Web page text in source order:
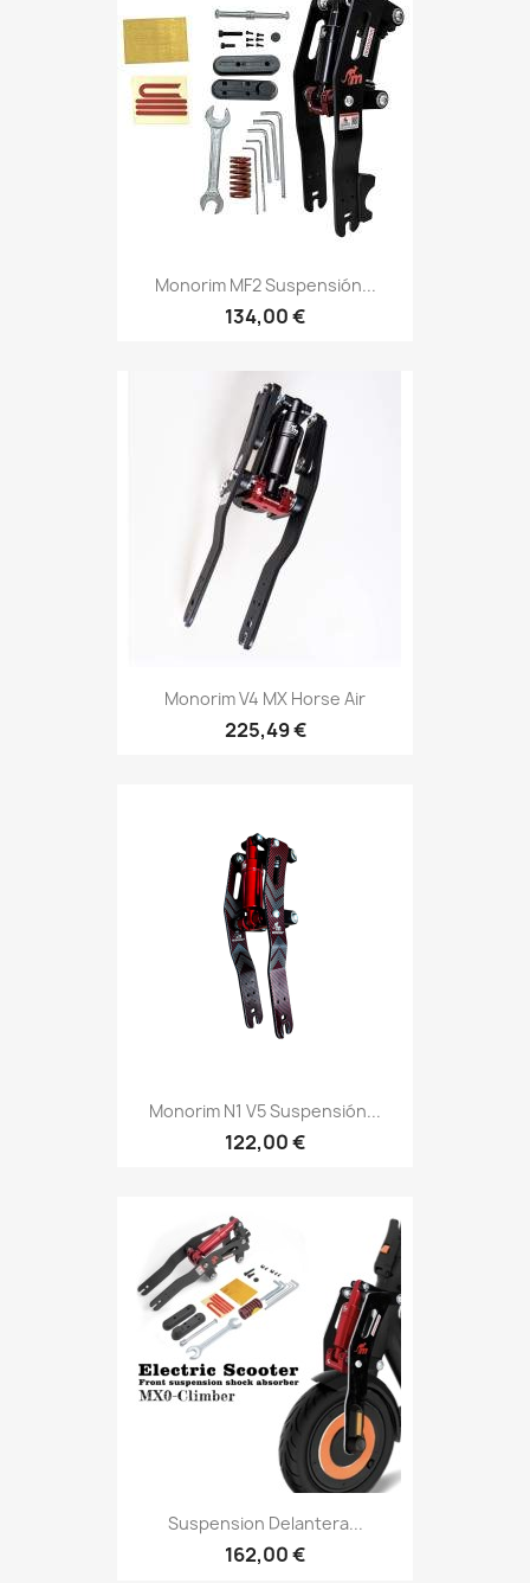
Monorim MF2 Suspensión...
134,00 €
Monorim V4 MX Horse Air
225,49 €
Monorim N1 V5 Suspensión...
122,00 €
Suspension Delantera...
162,00 €